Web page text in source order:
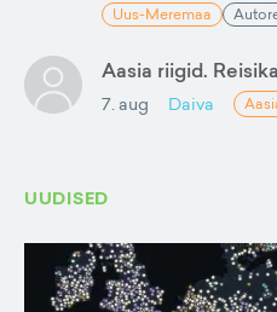
Uus-Meremaa
Aasia riigid.
7. aug Daiva
UUDISED